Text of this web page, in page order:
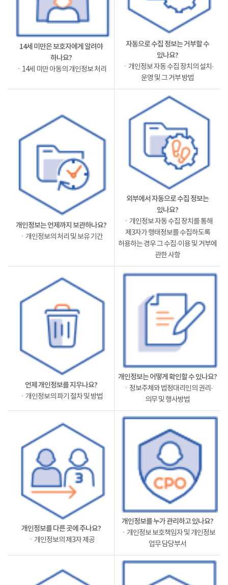
14세 미만은 보호자에게 알려야
하나요?
ㆍ14세 미만 아동의 개인정보 처리
자동으로 수집 정보는 거부할 수
있나요?
ㆍ개인정보 자동 수집 장치의 설치·
운영 및 그 거부 방법
개인정보는 언제까지 보관하나요?
ㆍ개인정보의 처리 및 보유 기간
외부에서 자동으로 수집 정보는
있나요?
ㆍ개인정보 자동 수집 장치를 통해
제3자가 행태정보를 수집하도록
허용하는 경우 그 수집·이용 및 거부에
관한 사항
언제 개인정보를 지우나요?
ㆍ개인정보의 파기 절차 및 방법
개인정보는 어떻게 확인할 수 있나요?
ㆍ정보주체와 법정대리인의 권리·
의무 및 행사방법
개인정보를 다른 곳에 주나요?
ㆍ개인정보의 제3자 제공
개인정보를 누가 관리하고 있나요?
ㆍ개인정보 보호책임자 및 개인정보
업무 담당부서